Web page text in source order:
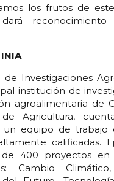
los frutos de
Investigaciones
institución de
agroalimentaria de
de Agricultura,
un equipo de trabajo
calificadas.
de 400 proyectos
Cambio